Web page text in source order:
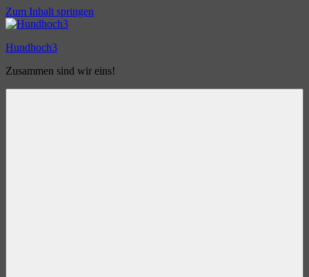
Zum Inhalt springen
Hundhoch3
Zusammen sind wir eins!